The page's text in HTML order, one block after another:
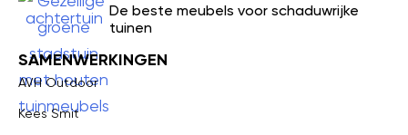
De beste meubels voor schaduwrijke
tuinen
SAMENWERKINGEN
AVH Outdoor
Kees Smit